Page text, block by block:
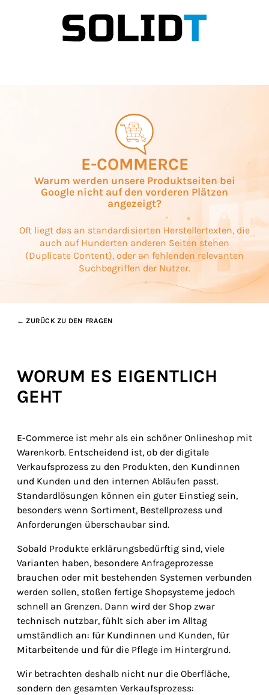
E-COMMERCE
Warum werden unsere Produktseiten bei
Google nicht auf den vorderen Plätzen
angezeigt?
Oft liegt das an standardisierten Herstellertexten, die
auch auf Hunderten anderen Seiten stehen
(Duplicate Content), oder an fehlenden relevanten
Suchbegriffen der Nutzer.
← ZURÜCK ZU DEN FRAGEN
WORUM ES EIGENTLICH
GEHT
E-Commerce ist mehr als ein schöner Onlineshop mit
Warenkorb. Entscheidend ist, ob der digitale
Verkaufsprozess zu den Produkten, den Kundinnen
und Kunden und den internen Abläufen passt.
Standardlösungen können ein guter Einstieg sein,
besonders wenn Sortiment, Bestellprozess und
Anforderungen überschaubar sind.
Sobald Produkte erklärungsbedürftig sind, viele
Varianten haben, besondere Anfrageprozesse
brauchen oder mit bestehenden Systemen verbunden
werden sollen, stoßen fertige Shopsysteme jedoch
schnell an Grenzen. Dann wird der Shop zwar
technisch nutzbar, fühlt sich aber im Alltag
umständlich an: für Kundinnen und Kunden, für
Mitarbeitende und für die Pflege im Hintergrund.
Wir betrachten deshalb nicht nur die Oberfläche,
sondern den gesamten Verkaufsprozess: